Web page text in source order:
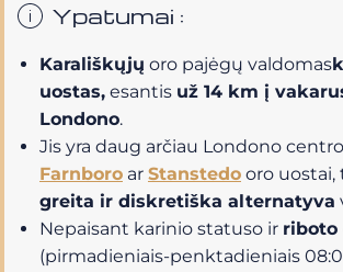
Ypatumai :
Karališkųjų oro pajėgų valdomas
uostas, esantis už 14 km į
Londono.
Jis yra daug arčiau Londono
Farnboro ar Stanstedo oro uostai,
greita ir diskretiška alternatyva
Nepaisant karinio statuso ir riboto
(pirmadieniais-penktadieniais